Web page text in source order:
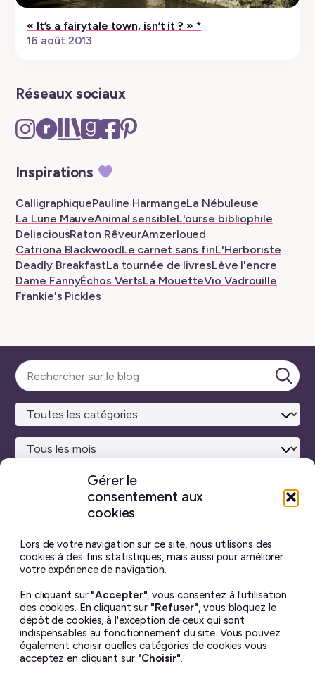
Gérer le
consentement aux
cookies
Lors de votre navigation sur ce site, nous utilisons des
cookies à des fins statistiques, mais aussi pour améliorer
votre expérience de navigation.
En cliquant sur "Accepter", vous consentez à l'utilisation
des cookies. En cliquant sur "Refuser", vous bloquez le
dépôt de cookies, à l'exception de ceux qui sont
indispensables au fonctionnement du site. Vous pouvez
également choisir quelles catégories de cookies vous
acceptez en cliquant sur "Choisir".
« It’s a fairytale town, isn’t it ? » *
16 août 2013
Réseaux sociaux
Instagram
–
tab
Ravelry
–
tab
The
Storygraph
New
tab
Goodreads
–
tab
Facebook
–
Pinterest
Inspirations
CalligraphiquePauline HarmangeLa Nébuleuse
La Lune MauveAnimal sensibleL'ourse bibliophile
DeliaciousRaton RêveurAmzerloued
Catriona BlackwoodLe carnet sans finL'Herboriste
Deadly BreakfastLa tournée de livresLève l'encre
Dame FannyÉchos VertsLa MouetteVio Vadrouille
Frankie's Pickles
la
Sélectionner
une
réalisé avecWordPress ♥et beaucoup de café.
intelligence artificielle générative.J’ai pris toutes les
photos moi-même, et chaque billet est écrit à la main.
de la licenseCreative Commons BY-NC-ND 4.0.
Il ne peut en aucun cas être altéré ou reproduit à des fins
commerciales. Si vous souhaitez utiliser une de mes photos
– dans un but non lucratif uniquement – merci de me
demander la permission avant ☺︎